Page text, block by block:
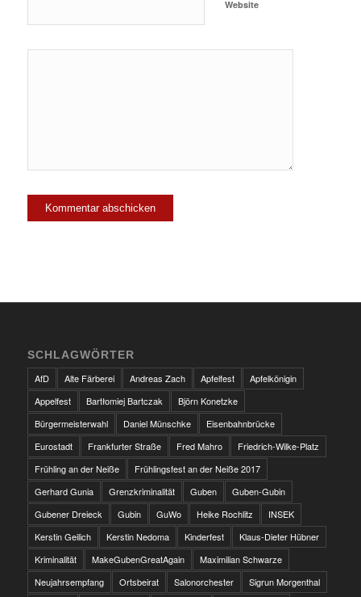
Website
SCHLAGWÖRTER
AfD
Alte Färberei Andreas Zach Apfelfest
Apfelkönigin
Appelfest
Bartłomiej Bartczak
Björn Konetzke
Bürgermeisterwahl
Daniel Münschke
Eisenbahnbrücke
Eurostadt
Frankfurter Straße Fred Mahro
Friedrich-Wilke-Platz
Frühling an der Neiße
Frühlingsfest an der Neiße 2017
Gerhard Gunia
Grenzkriminalität Guben
Guben-Gubin
Gubener Dreieck
Gubin GuWo Heike Rochlitz
INSEK
Kerstin Geilich
Kerstin Nedoma Kinderfest
Klaus-Dieter Hübner
Kriminalität
MakeGubenGreatAgain
Maximilian Schwarze
Neujahrsempfang
Ortsbeirat Salonorchester
Sigrun Morgenthal